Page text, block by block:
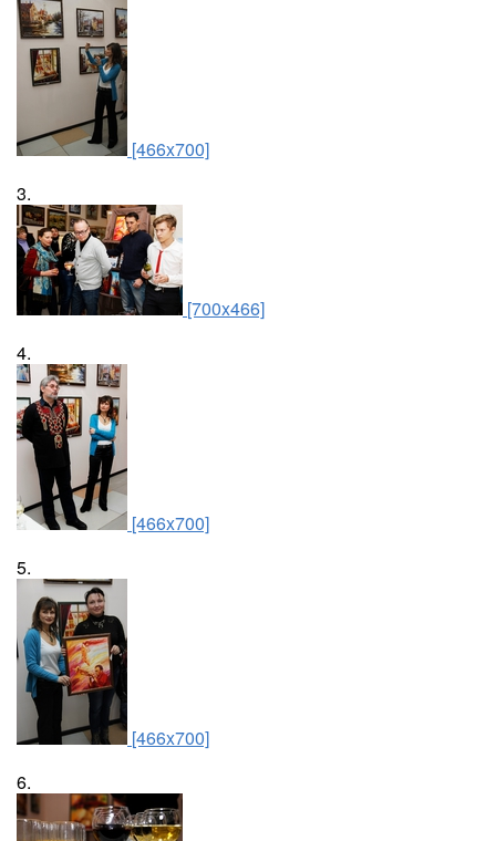
[466x700]
3.
[700x466]
4.
[466x700]
5.
[466x700]
6.